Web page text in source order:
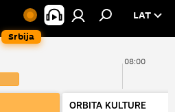
Srbija
LAT
08:00
ORBITA KULTURE